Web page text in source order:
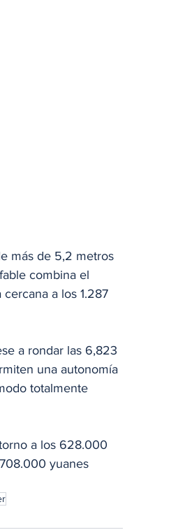
más de 5,2 metros
combina el
a los 1.287
a rondar las 6,823
una autonomía
totalmente
a los 628.000
yuanes